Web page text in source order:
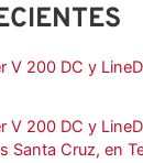
V 200 DC y
V 200 DC y
Santa Cruz, en